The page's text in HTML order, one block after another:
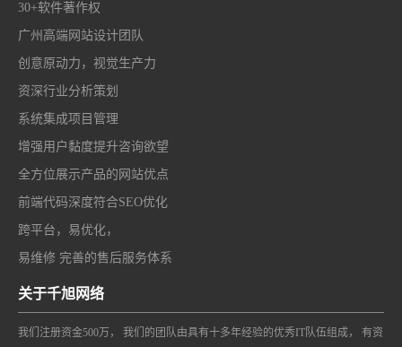
30+软件著作权
广州高端网站设计团队
创意原动力，视觉生产力
资深行业分析策划
系统集成项目管理
增强用户黏度提升咨询欲望
全方位展示产品的网站优点
前端代码深度符合SEO优化
跨平台，易优化，
易维修 完善的售后服务体系
关于千旭网络
我们注册资金500万， 我们的团队由具有十多年经验的优秀IT队伍组成， 有资